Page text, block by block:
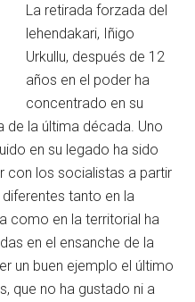
La retirada forzada del
lehendakari, Iñigo
Urkullu, después de 12
años en el poder ha
concentrado en su
de la última década. Uno
en su legado ha sido
con los socialistas a partir
tanto en la
como en la territorial ha
en el ensanche de la
un buen ejemplo el último
que no ha gustado ni a